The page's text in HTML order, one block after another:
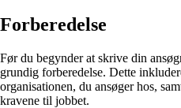
Forberedelse
Før du begynder at skrive din
grundig forberedelse. Dette
organisationen, du ansøger hos,
kravene til jobbet.